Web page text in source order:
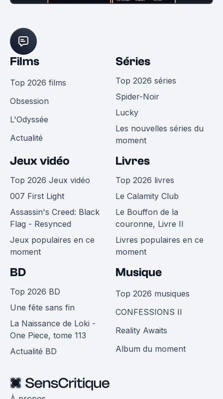
Films
Top 2026 films
Obsession
L'Odyssée
Actualité
Séries
Top 2026 séries
Spider-Noir
Lucky
Les nouvelles séries du
moment
Jeux vidéo
Top 2026 Jeux vidéo
007 First Light
Assassin's Creed: Black
Flag - Resynced
Jeux populaires en ce
moment
Livres
Top 2026 livres
Le Calamity Club
Le Bouffon de la
couronne, Livre II
Livres populaires en ce
moment
BD
Top 2026 BD
Une fête sans fin
La Naissance de Loki -
One Piece, tome 113
Actualité BD
Musique
Top 2026 musiques
CONFESSIONS II
Reality Awaits
Album du moment